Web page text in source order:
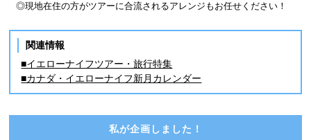
◎現地在住の方がツアーに合流されるアレンジもお任せください！
関連情報
■イエローナイフツアー・旅行特集
■カナダ・イエローナイフ新月カレンダー
私が企画しました！